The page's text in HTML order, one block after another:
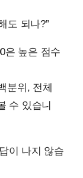
도 되나?”
은 높은 점수
분위, 전체
수 있습니
이 나지 않습